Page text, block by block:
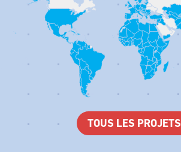
TOUS LES PROJETS